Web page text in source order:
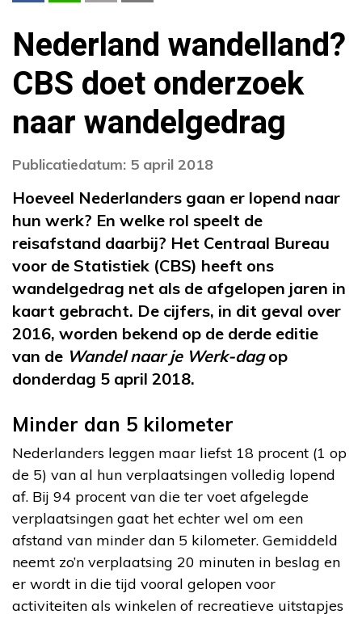
Nederland wandelland?
CBS doet onderzoek
naar wandelgedrag
Publicatiedatum: 5 april 2018
Hoeveel Nederlanders gaan er lopend naar
hun werk? En welke rol speelt de
reisafstand daarbij? Het Centraal Bureau
voor de Statistiek (CBS) heeft ons
wandelgedrag net als de afgelopen jaren in
kaart gebracht. De cijfers, in dit geval over
2016, worden bekend op de derde editie
van de Wandel naar je Werk-dagop
donderdag 5 april 2018.
Minder dan 5 kilometer
Nederlanders leggen maar liefst 18 procent (1 op
de 5) van al hun verplaatsingen volledig lopend
af. Bij 94 procent van die ter voet afgelegde
verplaatsingen gaat het echter wel om een
afstand van minder dan 5 kilometer. Gemiddeld
neemt zo’n verplaatsing 20 minuten in beslag en
er wordt in die tijd vooral gelopen voor
activiteiten als winkelen of recreatieve uitstapjes